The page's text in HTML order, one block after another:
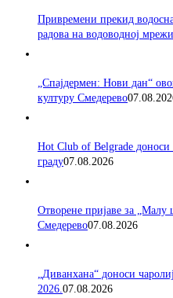
Привремени прекид
радова на водоводној мрежи
„Спајдермен: Нови дан“
културу Смедерево
Hot Club of Belgrade
граду07.08.2026
Отворене пријаве за „Малу
Смедерево07.08.2026
„Диванхана“ доноси
2026. 07.08.2026